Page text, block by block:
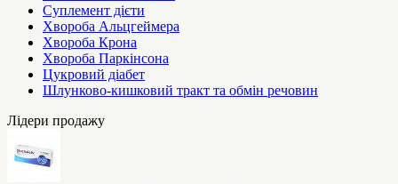
Суплемент дієти
Хвороба Альцгеймера
Хвороба Крона
Хвороба Паркінсона
Цукровий діабет
Шлунково-кишковий тракт та обмін речовин
Лідери продажу